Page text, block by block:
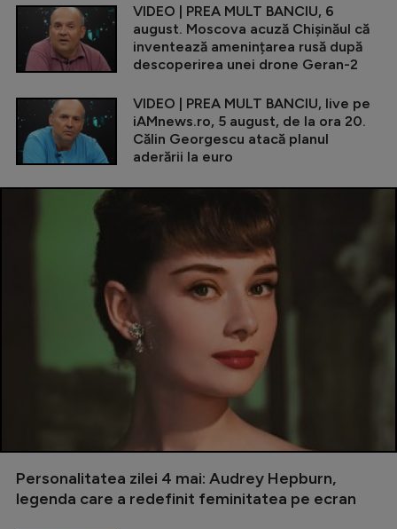
VIDEO | PREA MULT BANCIU, 6
august. Moscova acuză Chișinăul că
inventează amenințarea rusă după
descoperirea unei drone Geran-2
VIDEO | PREA MULT BANCIU, live pe
iAMnews.ro, 5 august, de la ora 20.
Călin Georgescu atacă planul
aderării la euro
Personalitatea zilei 4 mai: Audrey Hepburn,
legenda care a redefinit feminitatea pe ecran